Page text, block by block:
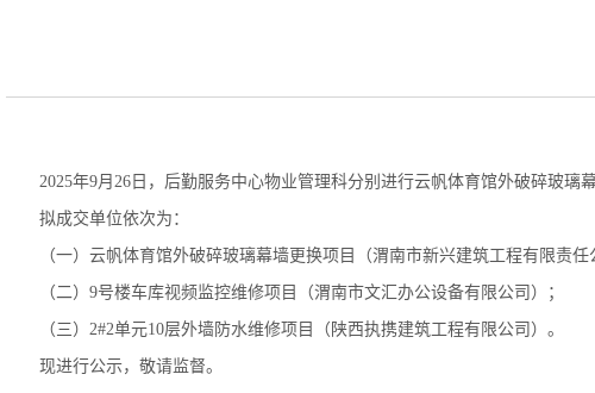
2025年9月26日，后勤服务中心物业管理科分别进行云帆体育馆外破碎玻璃
拟成交单位依次为：
（一）云帆体育馆外破碎玻璃幕墙更换项目（渭南市新兴建筑工程有限责任
（二）9号楼车库视频监控维修项目（渭南市文汇办公设备有限公司）；
（三）2#2单元10层外墙防水维修项目（陕西执携建筑工程有限公司）。
现进行公示，敬请监督。